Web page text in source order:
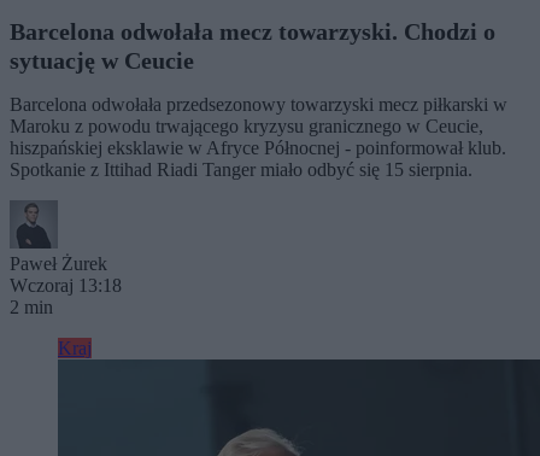
Barcelona odwołała mecz towarzyski. Chodzi o
sytuację w Ceucie
Barcelona odwołała przedsezonowy towarzyski mecz piłkarski w
Maroku z powodu trwającego kryzysu granicznego w Ceucie,
hiszpańskiej eksklawie w Afryce Północnej - poinformował klub.
Spotkanie z Ittihad Riadi Tanger miało odbyć się 15 sierpnia.
Paweł Żurek
Wczoraj 13:18
2 min
Kraj